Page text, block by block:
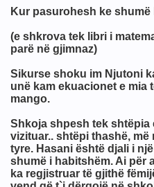
Kur pasurohesh ke shumë
(e shkrova tek libri i
parë në gjimnaz)
Sikurse shoku im Njutoni
unë kam ekuacionet e mia
mango.
Shkoja shpesh tek shtëpia
vizituar.. shtëpi thashë,
tyre. Hasani është djali i
shumë i habitshëm. Ai për
ka regjistruar të gjithë